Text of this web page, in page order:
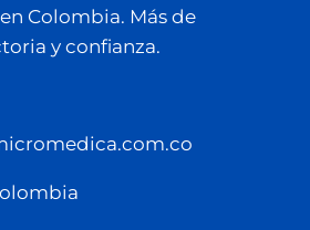
Colombia. Más de
y confianza.